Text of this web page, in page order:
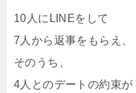
10人にLINEをして
7人から返事をもらえ、
そのうち、
4人とのデートの約束が